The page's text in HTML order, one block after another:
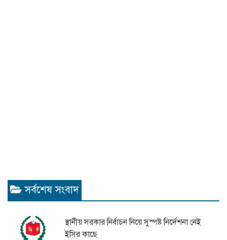
সর্বশেষ সংবাদ
স্থানীয় সরকার নির্বাচন নিয়ে সুস্পষ্ট নির্দেশনা নেই
ইসির কাছে